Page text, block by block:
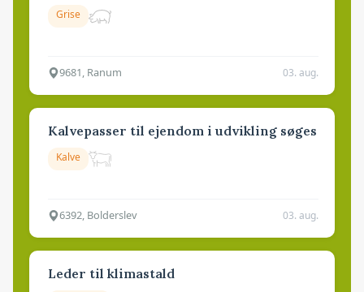
Grise
9681, Ranum 03. aug.
Kalvepasser til ejendom i udvikling søges
Kalve
6392, Bolderslev 03. aug.
Leder til klimastald